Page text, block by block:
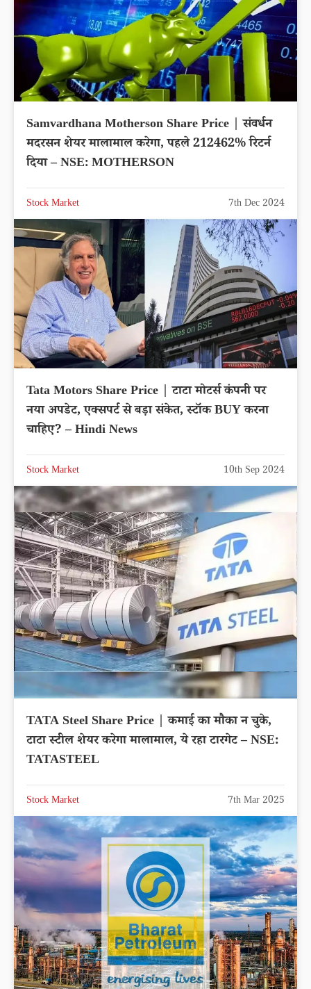
Samvardhana Motherson Share Price | संवर्धन
मदरसन शेयर मालामाल करेगा, पहले 212462% रिटर्न
दिया – NSE: MOTHERSON
Stock Market 7th Dec 2024
Tata Motors Share Price | टाटा मोटर्स कंपनी पर
नया अपडेट, एक्सपर्ट से बड़ा संकेत, स्टॉक BUY करना
चाहिए? – Hindi News
Stock Market 10th Sep 2024
TATA Steel Share Price | कमाई का मौका न चुके,
टाटा स्टील शेयर करेगा मालामाल, ये रहा टारगेट – NSE:
TATASTEEL
Stock Market 7th Mar 2025